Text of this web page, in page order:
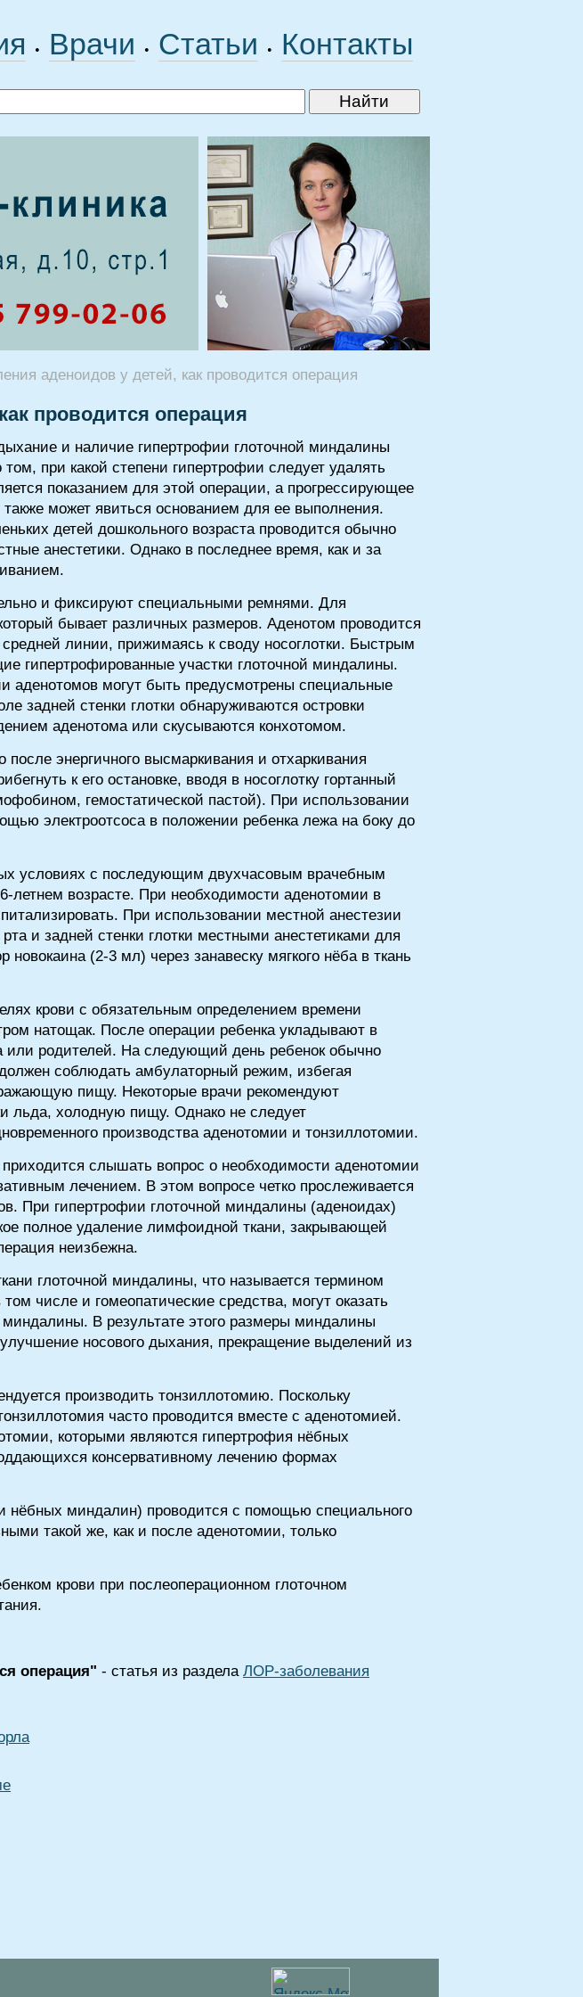
• Врачи • Статьи • Контакты
аденоидов у детей, как проводится операция
проводится операция
и наличие гипертрофии глоточной миндалины
при какой степени гипертрофии следует удалять
показанием для этой операции, а прогрессирующее
может явиться основанием для ее выполнения.
детей дошкольного возраста проводится обычно
анестетики. Однако в последнее время, как и за
и фиксируют специальными ремнями. Для
бывает различных размеров. Аденотом проводится
средней линии, прижимаясь к своду носоглотки. Быстрым
гипертрофированные участки глоточной миндалины.
аденотомов могут быть предусмотрены специальные
задней стенки глотки обнаруживаются островки
аденотома или скусываются конхотомом.
энергичного высмаркивания и отхаркивания
к его остановке, вводя в носоглотку гортанный
гемостатической пастой). При использовании
электроотсоса в положении ребенка лежа на боку до
условиях с последующим двухчасовым врачебным
возрасте. При необходимости аденотомии в
При использовании местной анестезии
и задней стенки глотки местными анестетиками для
(2-3 мл) через занавеску мягкого нёба в ткань
крови с обязательным определением времени
натощак. После операции ребенка укладывают в
или родителей. На следующий день ребенок обычно
соблюдать амбулаторный режим, избегая
пищу. Некоторые врачи рекомендуют
льда, холодную пищу. Однако не следует
производства аденотомии и тонзиллотомии.
слышать вопрос о необходимости аденотомии
лечением. В этом вопросе четко прослеживается
При гипертрофии глоточной миндалины (аденоидах)
полное удаление лимфоидной ткани, закрывающей
неизбежна.
глоточной миндалины, что называется термином
числе и гомеопатические средства, могут оказать
В результате этого размеры миндалины
носового дыхания, прекращение выделений из
производить тонзиллотомию. Поскольку
часто проводится вместе с аденотомией.
которыми являются гипертрофия нёбных
консервативному лечению формах
нёбных миндалин) проводится с помощью специального
такой же, как и после аденотомии, только
крови при послеоперационном глоточном
операция" - статья из раздела ЛОР-заболевания